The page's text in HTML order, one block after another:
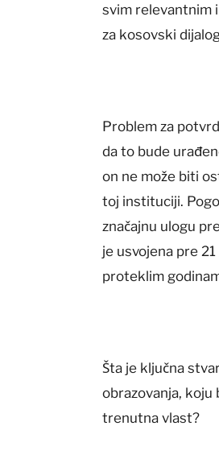
svim relevantnim
za kosovski
Problem za
da to bude
on ne može biti
toj instituciji.
značajnu ulogu
je usvojena pre
proteklim
Šta je ključna
obrazovanja,
trenutna vlast?